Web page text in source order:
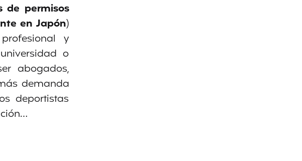
de permisos
en Japón)
y
o
abogados,
demanda
deportistas